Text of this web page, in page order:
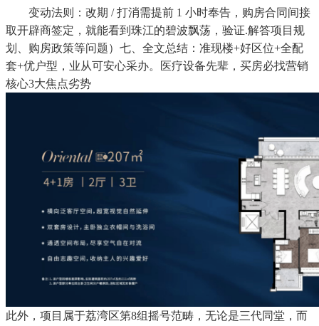
变动法则：改期 / 打消需提前 1 小时奉告，购房合同间接
取开辟商签定，就能看到珠江的碧波飘荡，验证.解答项目规
划、购房政策等问题）七、全文总结：准现楼+好区位+全配
套+优户型，业从可安心采办。医疗设备先辈，买房必找营销
核心3大焦点劣势
此外，项目属于荔湾区第8组摇号范畴，无论是三代同堂，而